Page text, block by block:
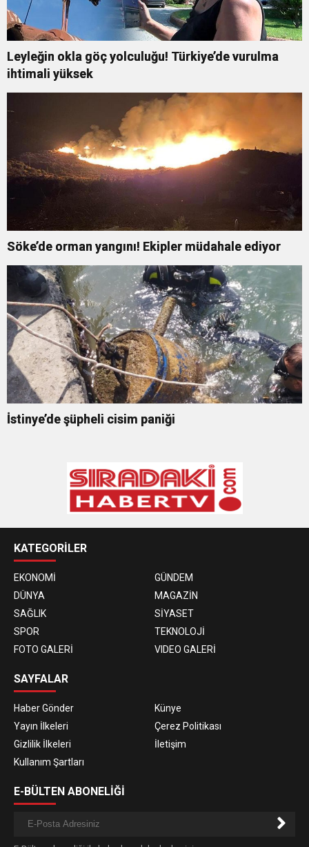
Leyleğin okla göç yolculuğu! Türkiye’de vurulma
ihtimali yüksek
Söke’de orman yangını! Ekipler müdahale ediyor
İstinye’de şüpheli cisim paniği
KATEGORİLER
EKONOMİ
GÜNDEM
DÜNYA
MAGAZİN
SAĞLIK
SİYASET
SPOR
TEKNOLOJİ
FOTO GALERİ
VIDEO GALERİ
SAYFALAR
Haber Gönder
Künye
Yayın İlkeleri
Çerez Politikası
Gizlilik İlkeleri
İletişim
Kullanım Şartları
E-BÜLTEN ABONELİĞİ